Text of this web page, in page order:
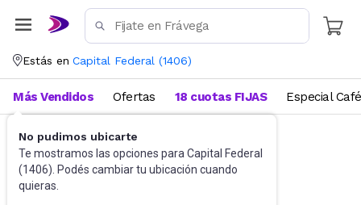
Estás en Capital Federal (1406)
No pudimos ubicarte
Te mostramos las opciones para Capital Federal
(1406). Podés cambiar tu ubicación cuando
quieras.
Más Vendidos Ofertas 18 cuotas FIJAS Especial Café
Tablets Tablet